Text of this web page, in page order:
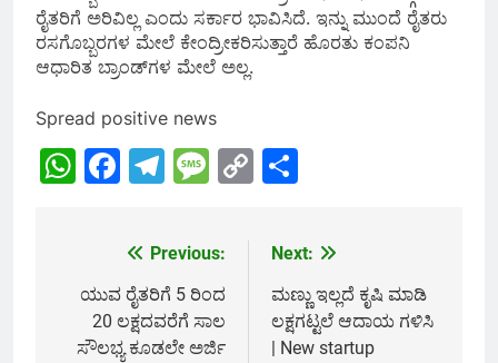
ರೈತರಿಗೆ ಅರಿವಿಲ್ಲ ಎಂದು ಸರ್ಕಾರ ಭಾವಿಸಿದೆ. ಇನ್ನು ಮುಂದೆ ರೈತರು
ರಸಗೊಬ್ಬರಗಳ ಮೇಲೆ ಕೇಂದ್ರೀಕರಿಸುತ್ತಾರೆ ಹೊರತು ಕಂಪನಿ
ಆಧಾರಿತ ಬ್ರಾಂಡ್‌ಗಳ ಮೇಲೆ ಅಲ್ಲ.
Spread positive news
WhatsApp
Facebook
Telegram
Message
Copy
navigation
Previous:
ಯುವ ರೈತರಿಗೆ 5 ರಿಂದ
20 ಲಕ್ಷದವರೆಗೆ ಸಾಲ
ಸೌಲಭ್ಯ ಕೂಡಲೇ ಅರ್ಜಿ
Next:
ಮಣ್ಣು ಇಲ್ಲದೆ ಕೃಷಿ ಮಾಡಿ
ಲಕ್ಷಗಟ್ಟಲೆ ಆದಾಯ ಗಳಿಸಿ
| New startup